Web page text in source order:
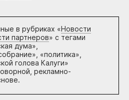
в рубриках «Новости
партнеров» с тегами
дума»,
«политика»,
голова Калуги»
рекламно-